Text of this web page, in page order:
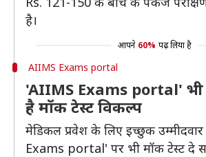
है।
आपने 60% पढ़ लिया है
AIIMS Exams portal
'AIIMS Exams portal' भी
है मॉक टेस्ट विकल्प
मेडिकल प्रवेश के लिए इच्छुक
Exams portal' पर भी मॉक टेस्ट दे